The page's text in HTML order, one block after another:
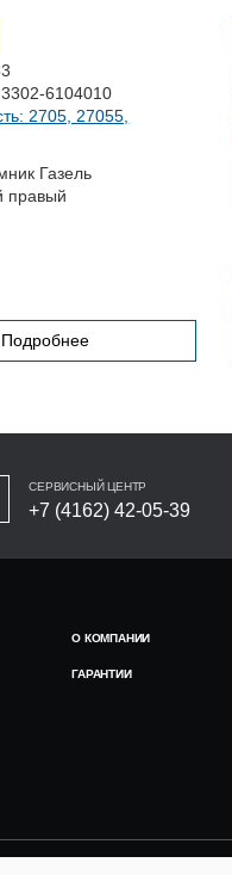
6104010
2705, 27055,
Газель
правый
Подробнее
СЕРВИСНЫЙ ЦЕНТР
+7 (4162) 42-05-39
О КОМПАНИИ
ГАРАНТИИ